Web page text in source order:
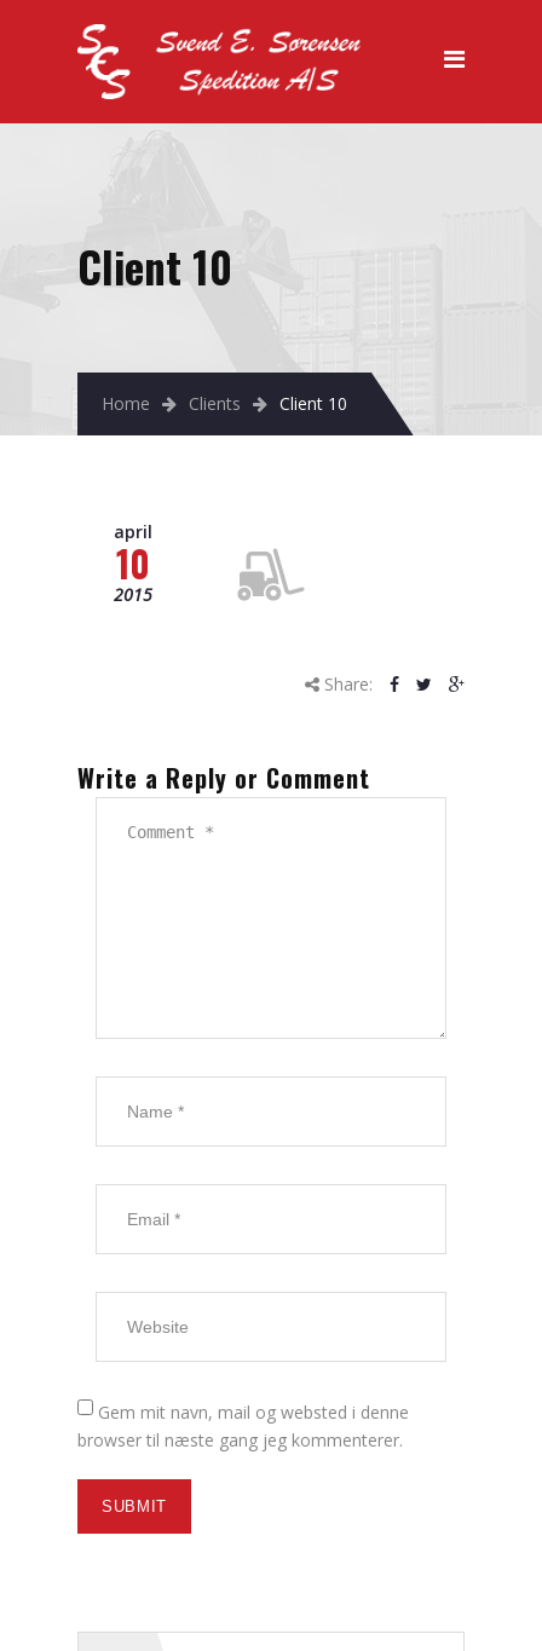
Specialtransport
Client 10
Home Clients Client 10
april
10
2015
Share:
Write a Reply or Comment
Gem mit navn, mail og websted i denne
browser til næste gang jeg kommenterer.